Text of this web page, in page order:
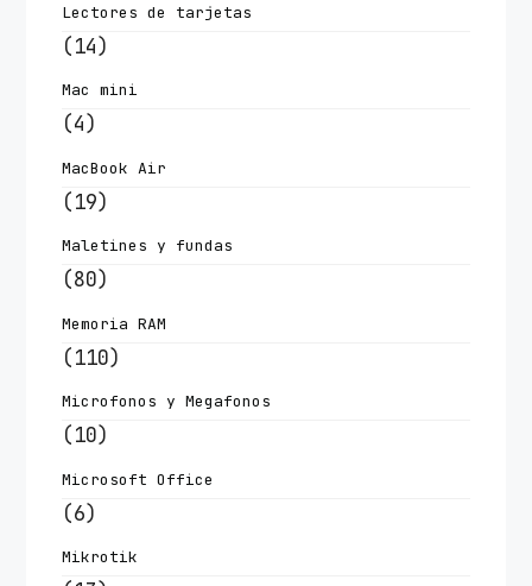
Lectores de tarjetas
(14)
Mac mini
(4)
MacBook Air
(19)
Maletines y fundas
(80)
Memoria RAM
(110)
Microfonos y Megafonos
(10)
Microsoft Office
(6)
Mikrotik